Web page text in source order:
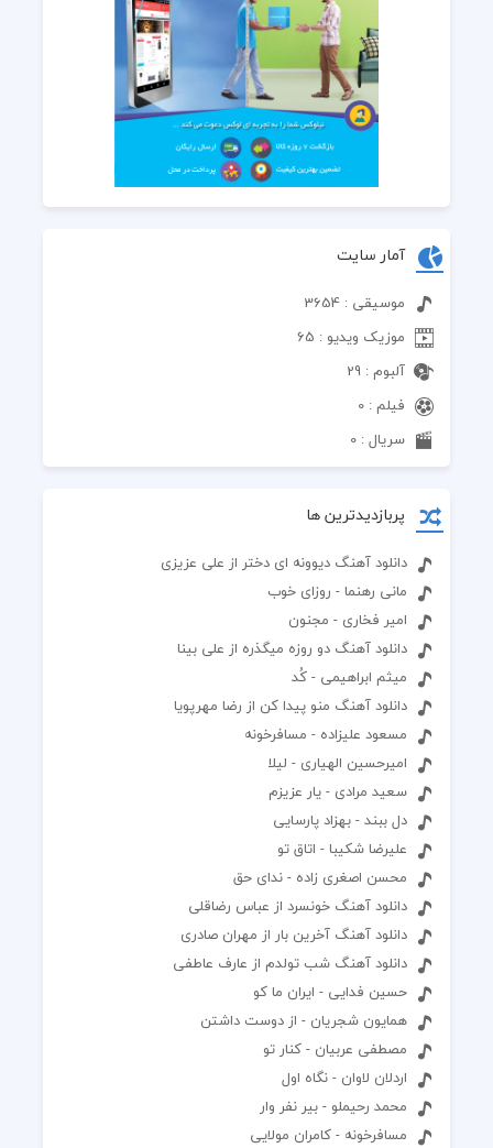
آمار سایت
موسیقی : 3654
موزیک ویدیو : 65
آلبوم : 29
فیلم : 0
سریال : 0
پربازدیدترین ها
دانلود آهنگ دیوونه ای دختر از علی عزیزی
مانی رهنما - روزای خوب
امیر فخاری - مجنون
دانلود آهنگ دو روزه میگذره از علی بینا
میثم ابراهیمی - کُد
دانلود آهنگ منو پیدا کن از رضا مهرپویا
مسعود علیزاده - مسافرخونه
امیرحسین الهیاری - لیلا‬
سعید مرادی - یار عزیزم
دل ببند - بهزاد پارسایی
علیرضا شکیبا - اتاق تو
محسن اصغری زاده - ندای حق
دانلود آهنگ خونسرد از عباس رضاقلی
دانلود آهنگ آخرین بار از مهران صادری
دانلود آهنگ شب تولدم از عارف عاطفی
حسین فدایی - ایران ما کو
همایون شجریان - از دوست داشتن
مصطفی عربیان - کنار تو
اردلان لاوان - نگاه اول
محمد رحیملو - بیر نفر وار
مسافرخونه - کامران مولایی